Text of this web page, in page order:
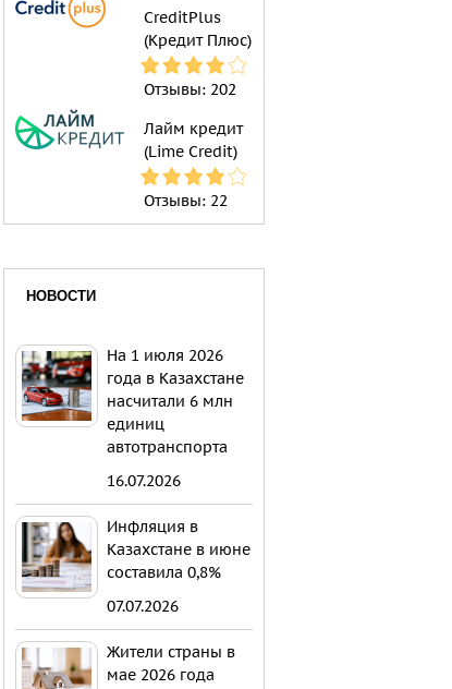
CreditPlus
(Кредит Плюс)
Отзывы: 202
Лайм кредит
(Lime Credit)
Отзывы: 22
НОВОСТИ
На 1 июля 2026
года в Казахстане
насчитали 6 млн
единиц
автотранспорта
16.07.2026
Инфляция в
Казахстане в июне
составила 0,8%
07.07.2026
Жители страны в
мае 2026 года